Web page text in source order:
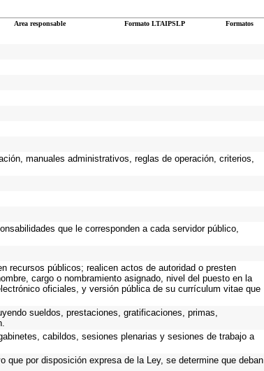
Area responsable Formato LTAIPSLP Formatos
manuales administrativos, reglas de operación, criterios,
que le corresponden a cada servidor público,
recursos públicos; realicen actos de autoridad o presten
cargo o nombramiento asignado, nivel del puesto en la
oficiales, y versión pública de su currículum vitae que
sueldos, prestaciones, gratificaciones, primas,
cabildos, sesiones plenarias y sesiones de trabajo a
por disposición expresa de la Ley, se determine que deban